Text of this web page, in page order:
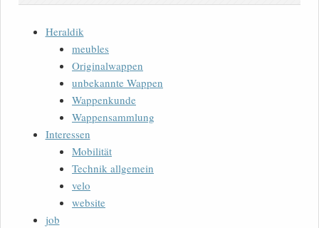
Heraldik
meubles
Originalwappen
unbekannte Wappen
Wappenkunde
Wappensammlung
Interessen
Mobilität
Technik allgemein
velo
website
job